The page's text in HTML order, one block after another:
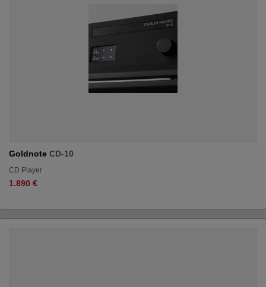
Goldnote CD-10
CD Player
1.890 €